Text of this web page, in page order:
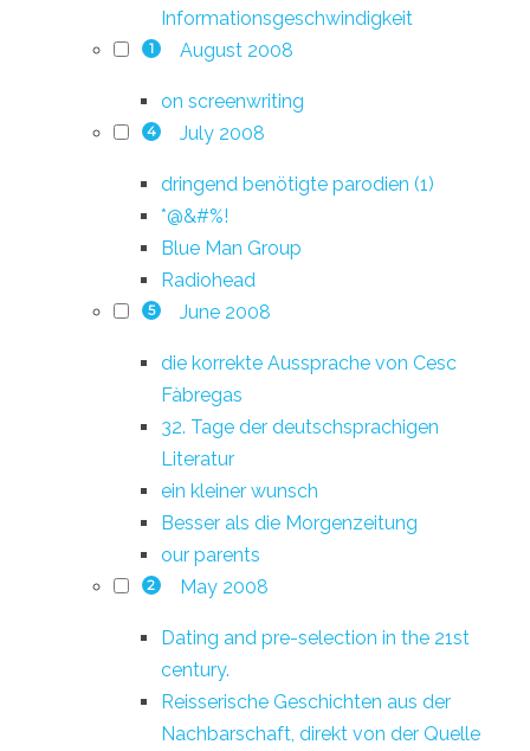
Informationsgeschwindigkeit
1 August 2008
on screenwriting
4 July 2008
dringend benötigte parodien (1)
*@&#%!
Blue Man Group
Radiohead
5 June 2008
die korrekte Aussprache von Cesc
Fàbregas
32. Tage der deutschsprachigen
Literatur
ein kleiner wunsch
Besser als die Morgenzeitung
our parents
2 May 2008
Dating and pre-selection in the 21st
century.
Reisserische Geschichten aus der
Nachbarschaft, direkt von der Quelle